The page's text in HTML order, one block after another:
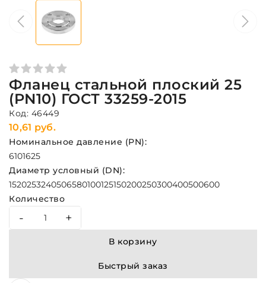
Фланец стальной плоский 25
(PN10) ГОСТ 33259-2015
Код: 46449
10,61 руб.
Номинальное давление (PN):
6101625
Диаметр условный (DN):
1520253240506580100125150200250300400500600
Количество
- +
В корзину
Быстрый заказ